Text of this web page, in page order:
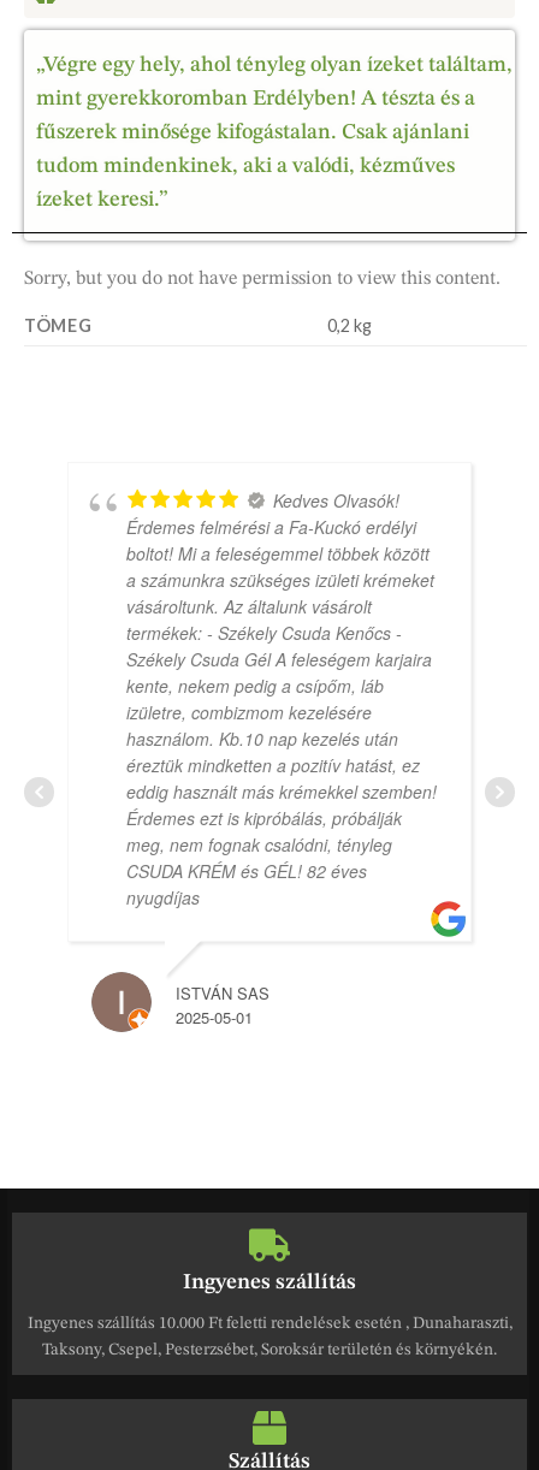
„Végre egy hely, ahol tényleg olyan ízeket találtam,
mint gyerekkoromban Erdélyben! A tészta és a
fűszerek minősége kifogástalan. Csak ajánlani
tudom mindenkinek, aki a valódi, kézműves
ízeket keresi.”
Sorry, but you do not have permission to view this content.
TÖMEG 0,2 kg
Kedves Olvasók!
Érdemes felmérési a Fa-Kuckó erdélyi
boltot! Mi a feleségemmel többek között
a számunkra szükséges izületi krémeket
vásároltunk. Az általunk vásárolt
termékek: - Székely Csuda Kenőcs -
Székely Csuda Gél A feleségem karjaira
kente, nekem pedig a csípőm, láb
izületre, combizmom kezelésére
használom. Kb.10 nap kezelés után
éreztük mindketten a pozitív hatást, ez
eddig használt más krémekkel szemben!
Érdemes ezt is kipróbálás, próbálják
meg, nem fognak csalódni, tényleg
CSUDA KRÉM és GÉL! 82 éves
nyugdíjas
ISTVÁN SAS
2025-05-01
Ingyenes szállítás
Ingyenes szállítás 10.000 Ft feletti rendelések esetén , Dunaharaszti,
Taksony, Csepel, Pesterzsébet, Soroksár területén és környékén.
Szállítás